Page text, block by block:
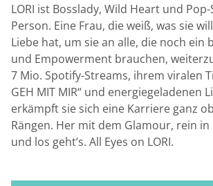
LORI ist Bosslady, Wild Heart und
Person. Eine Frau, die weiß, was sie
Liebe hat, um sie an alle, die noch ein
und Empowerment brauchen,
7 Mio. Spotify-Streams, ihrem viralen
GEH MIT MIR“ und energiegeladenen
erkämpft sie sich eine Karriere ganz
Rängen. Her mit dem Glamour, rein in
und los geht’s. All Eyes on LORI.